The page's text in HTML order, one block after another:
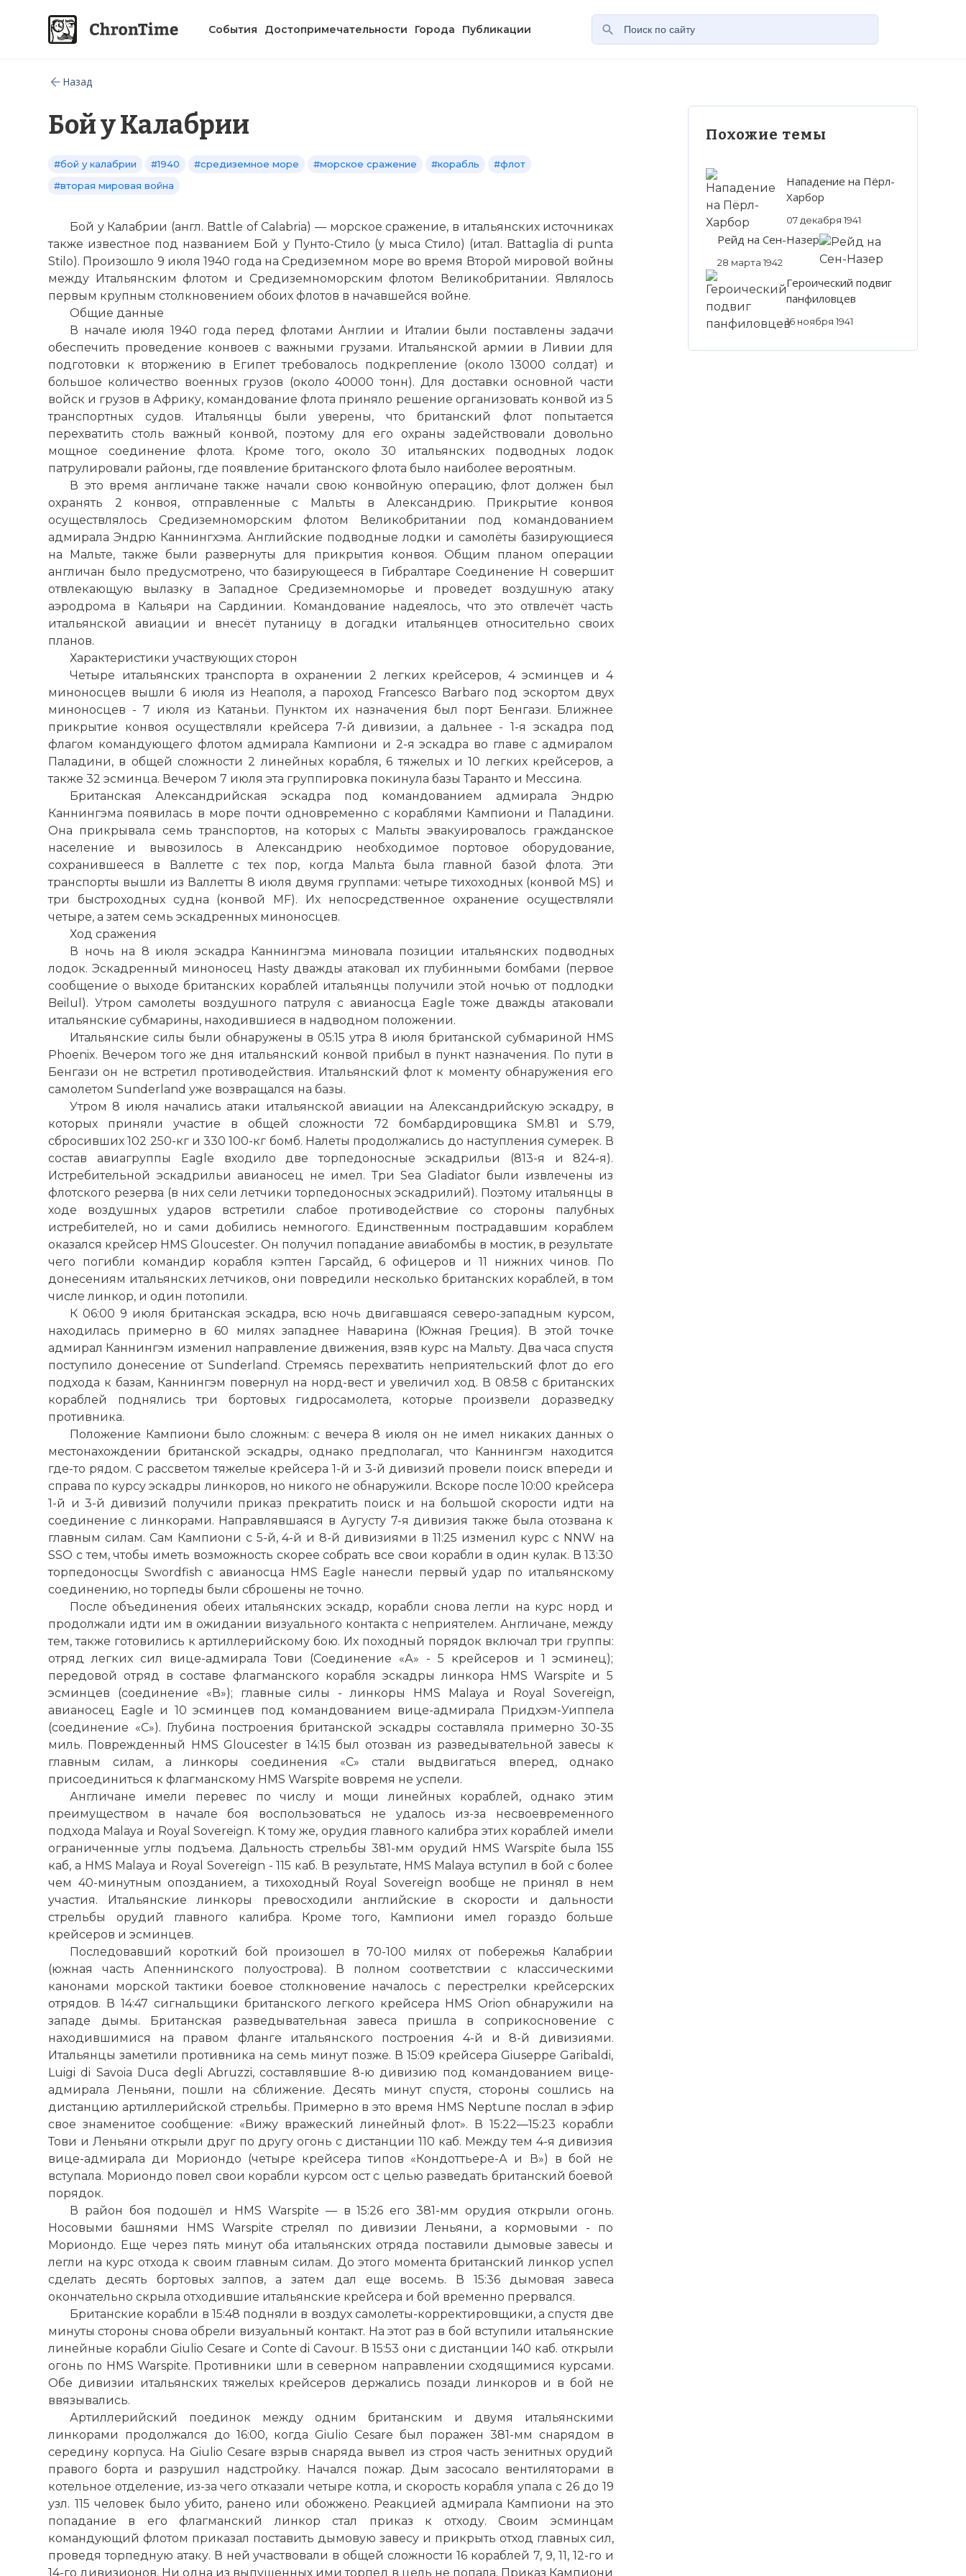
События Достопримечательности Города Публикации
Назад
Бой у Калабрии
#бой у калабрии #1940 #средиземное море #морское сражение #корабль
#флот
#вторая мировая война
Бой у Калабрии (англ. Battle of Calabria) — морское сражение, в итальянских источниках
также известное под названием Бой у Пунто-Стило (у мыса Стило) (итал. Battaglia di punta
Stilo). Произошло 9 июля 1940 года на Средиземном море во время Второй мировой войны
между Итальянским флотом и Средиземноморским флотом Великобритании. Являлось
первым крупным столкновением обоих флотов в начавшейся войне.
Общие данные
В начале июля 1940 года перед флотами Англии и Италии были поставлены задачи
обеспечить проведение конвоев с важными грузами. Итальянской армии в Ливии для
подготовки к вторжению в Египет требовалось подкрепление (около 13000 солдат) и
большое количество военных грузов (около 40000 тонн). Для доставки основной части
войск и грузов в Африку, командование флота приняло решение организовать конвой из 5
транспортных судов. Итальянцы были уверены, что британский флот попытается
перехватить столь важный конвой, поэтому для его охраны задействовали довольно
мощное соединение флота. Кроме того, около 30 итальянских подводных лодок
патрулировали районы, где появление британского флота было наиболее вероятным.
В это время англичане также начали свою конвойную операцию, флот должен был
охранять 2 конвоя, отправленные с Мальты в Александрию. Прикрытие конвоя
осуществлялось Средиземноморским флотом Великобритании под командованием
адмирала Эндрю Каннингхэма. Английские подводные лодки и самолёты базирующиеся
на Мальте, также были развернуты для прикрытия конвоя. Общим планом операции
англичан было предусмотрено, что базирующееся в Гибралтаре Соединение H совершит
отвлекающую вылазку в Западное Средиземноморье и проведет воздушную атаку
аэродрома в Кальяри на Сардинии. Командование надеялось, что это отвлечёт часть
итальянской авиации и внесёт путаницу в догадки итальянцев относительно своих
планов.
Характеристики участвующих сторон
Четыре итальянских транспорта в охранении 2 легких крейсеров, 4 эсминцев и 4
миноносцев вышли 6 июля из Неаполя, а пароход Francesco Barbaro под эскортом двух
миноносцев - 7 июля из Катаньи. Пунктом их назначения был порт Бенгази. Ближнее
прикрытие конвоя осуществляли крейсера 7-й дивизии, а дальнее - 1-я эскадра под
флагом командующего флотом адмирала Кампиони и 2-я эскадра во главе с адмиралом
Паладини, в общей сложности 2 линейных корабля, 6 тяжелых и 10 легких крейсеров, а
также 32 эсминца. Вечером 7 июля эта группировка покинула базы Таранто и Мессина.
Британская Александрийская эскадра под командованием адмирала Эндрю
Каннингэма появилась в море почти одновременно с кораблями Кампиони и Паладини.
Она прикрывала семь транспортов, на которых с Мальты эвакуировалось гражданское
население и вывозилось вАлександрию необходимое портовое оборудование,
сохранившееся в Валлетте с тех пор, когда Мальта была главной базой флота. Эти
транспорты вышли из Валлетты 8 июля двумя группами: четыре тихоходных (конвой MS) и
три быстроходных судна (конвой MF). Их непосредственное охранение осуществляли
четыре, а затем семь эскадренных миноносцев.
Ход сражения
В ночь на 8 июля эскадра Каннингэма миновала позиции итальянских подводных
лодок. Эскадренный миноносец Hasty дважды атаковал их глубинными бомбами (первое
сообщение о выходе британских кораблей итальянцы получили этой ночью от подлодки
Beilul). Утром самолеты воздушного патруля с авианосца Eagle тоже дважды атаковали
итальянские субмарины, находившиеся в надводном положении.
Итальянские силы были обнаружены в 05:15 утра 8 июля британской субмариной HMS
Phoenix. Вечером того же дня итальянский конвой прибыл в пункт назначения. По пути в
Бенгази он не встретил противодействия. Итальянский флот к моменту обнаружения его
самолетом Sunderland уже возвращался на базы.
Утром 8 июля начались атаки итальянской авиации на Александрийскую эскадру, в
которых приняли участие в общей сложности 72 бомбардировщика SM.81 и S.79,
сбросивших 102 250-кг и 330 100-кг бомб. Налеты продолжались до наступления сумерек. В
состав авиагруппы Eagle входило две торпедоносные эскадрильи (813-я и 824-я).
Истребительной эскадрильи авианосец не имел. Три Sea Gladiator были извлечены из
флотского резерва (в них сели летчики торпедоносных эскадрилий). Поэтому итальянцы в
ходе воздушных ударов встретили слабое противодействие со стороны палубных
истребителей, но и сами добились немногого. Единственным пострадавшим кораблем
оказался крейсер HMS Gloucester. Он получил попадание авиабомбы в мостик, в результате
чего погибли командир корабля кэптен Гарсайд, 6 офицеров и 11 нижних чинов. По
донесениям итальянских летчиков, они повредили несколько британских кораблей, в том
числе линкор, и один потопили.
К 06:00 9 июля британская эскадра, всю ночь двигавшаяся северо-западным курсом,
находилась примерно в 60 милях западнее Наварина (Южная Греция). В этой точке
адмирал Каннингэм изменил направление движения, взяв курс на Мальту. Два часа спустя
поступило донесение от Sunderland. Стремясь перехватить неприятельский флот до его
подхода к базам, Каннингэм повернул на норд-вест и увеличил ход. В 08:58 с британских
кораблей поднялись три бортовых гидросамолета, которые произвели доразведку
противника.
Положение Кампиони было сложным: с вечера 8 июля он не имел никаких данных о
местонахождении британской эскадры, однако предполагал, что Каннингэм находится
где-то рядом. С рассветом тяжелые крейсера 1-й и 3-й дивизий провели поиск впереди и
справа по курсу эскадры линкоров, но никого не обнаружили. Вскоре после 10:00 крейсера
1-й и 3-й дивизий получили приказ прекратить поиск и на большой скорости идти на
соединение с линкорами. Направлявшаяся в Аугусту 7-я дивизия также была отозвана к
главным силам. Сам Кампиони с 5-й, 4-й и 8-й дивизиями в 11:25 изменил курс с NNW на
SSO с тем, чтобы иметь возможность скорее собрать все свои корабли в один кулак. В 13:30
торпедоносцы Swordfish с авианосца HMS Eagle нанесли первый удар по итальянскому
соединению, но торпеды были сброшены не точно.
После объединения обеих итальянских эскадр, корабли снова легли на курс норд и
продолжали идти им в ожидании визуального контакта с неприятелем. Англичане, между
тем, также готовились к артиллерийскому бою. Их походный порядок включал три группы:
отряд легких сил вице-адмирала Тови (Cоединение «А» - 5 крейсеров и 1 эсминец);
передовой отряд в составе флагманского корабля эскадры линкора HMS Warspite и 5
эсминцев (соединение «В»); главные силы - линкоры HMS Malaya и Royal Sovereign,
авианосец Eagle и 10 эсминцев под командованием вице-адмирала Придхэм-Уиппела
(соединение «С»). Глубина построения британской эскадры составляла примерно 30-35
миль. Поврежденный HMS Gloucester в 14:15 был отозван из разведывательной завесы к
главным силам, а линкоры соединения «С» стали выдвигаться вперед, однако
присоединиться к флагманскому HMS Warspite вовремя не успели.
Англичане имели перевес по числу и мощи линейных кораблей, однако этим
преимуществом в начале боя воспользоваться не удалось из-за несвоевременного
подхода Malaya и Royal Sovereign. К тому же, орудия главного калибра этих кораблей имели
ограниченные углы подъема. Дальность стрельбы 381-мм орудий HMS Warspite была 155
каб, а HMS Malaya и Royal Sovereign - 115 каб. В результате, HMS Malaya вступил в бой с более
чем 40-минутным опозданием, а тихоходный Royal Sovereign вообще не принял в нем
участия. Итальянские линкоры превосходили английские в скорости и дальности
стрельбы орудий главного калибра. Кроме того, Кампиони имел гораздо больше
крейсеров и эсминцев.
Последовавший короткий бой произошел в 70-100 милях от побережья Калабрии
(южная часть Апеннинского полуострова). В полном соответствии с классическими
канонами морской тактики боевое столкновение началось с перестрелки крейсерских
отрядов. В 14:47 сигнальщики британского легкого крейсера HMS Orion обнаружили на
западе дымы. Британская разведывательная завеса пришла в соприкосновение с
находившимися на правом фланге итальянского построения 4-й и 8-й дивизиями.
Итальянцы заметили противника на семь минут позже. В 15:09 крейсера Giuseppe Garibaldi,
Luigi di Savoia Duca degli Abruzzi, составлявшие 8-ю дивизию под командованием вице-
адмирала Леньяни, пошли на сближение. Десять минут спустя, стороны сошлись на
дистанцию артиллерийской стрельбы. Примерно в это время HMS Neptune послал в эфир
свое знаменитое сообщение: «Вижу вражеский линейный флот». В 15:22—15:23 корабли
Тови и Леньяни открыли друг по другу огонь с дистанции 110 каб. Между тем 4-я дивизия
вице-адмирала ди Мориондо (четыре крейсера типов «Кондоттьере-А и В») в бой не
вступала. Мориондо повел свои корабли курсом ост с целью разведать британский боевой
порядок.
В район боя подошёл и HMS Warspite — в 15:26 его 381-мм орудия открыли огонь.
Носовыми башнями HMS Warspite стрелял по дивизии Леньяни, а кормовыми - по
Мориондо. Еще через пять минут оба итальянских отряда поставили дымовые завесы и
легли на курс отхода к своим главным силам. До этого момента британский линкор успел
сделать десять бортовых залпов, а затем дал еще восемь. В 15:36 дымовая завеса
окончательно скрыла отходившие итальянские крейсера и бой временно прервался.
Британские корабли в 15:48 подняли в воздух самолеты-корректировщики, а спустя две
минуты стороны снова обрели визуальный контакт. На этот раз в бой вступили итальянские
линейные корабли Giulio Cesare и Conte di Cavour. В 15:53 они с дистанции 140 каб. открыли
огонь по HMS Warspite. Противники шли в северном направлении сходящимися курсами.
Обе дивизии итальянских тяжелых крейсеров держались позади линкоров и в бой не
ввязывались.
Артиллерийский поединок между одним британским и двумя итальянскими
линкорами продолжался до 16:00, когда Giulio Cesare был поражен 381-мм снарядом в
середину корпуса. На Giulio Cesare взрыв снаряда вывел из строя часть зенитных орудий
правого борта и разрушил надстройку. Начался пожар. Дым засосало вентиляторами в
котельное отделение, из-за чего отказали четыре котла, и скорость корабля упала с 26 до 19
узл. 115 человек было убито, ранено или обожжено. Реакцией адмирала Кампиони на это
попадание в его флагманский линкор стал приказ к отходу. Своим эсминцам
командующий флотом приказал поставить дымовую завесу и прикрыть отход главных сил,
проведя торпедную атаку. В ней участвовали в общей сложности 16 кораблей 7, 9, 11, 12-го и
14-го дивизионов. Ни одна из выпущенных ими торпед в цель не попала. Приказ Кампиони
Похожие темы
Нападение на Пёрл-
Харбор
07 декабря 1941
Рейд на Сен-Назер
28 марта 1942
Героический подвиг
панфиловцев
16 ноября 1941
☓
Адмирал Эндрю Каннигхэм
Фото статьи: